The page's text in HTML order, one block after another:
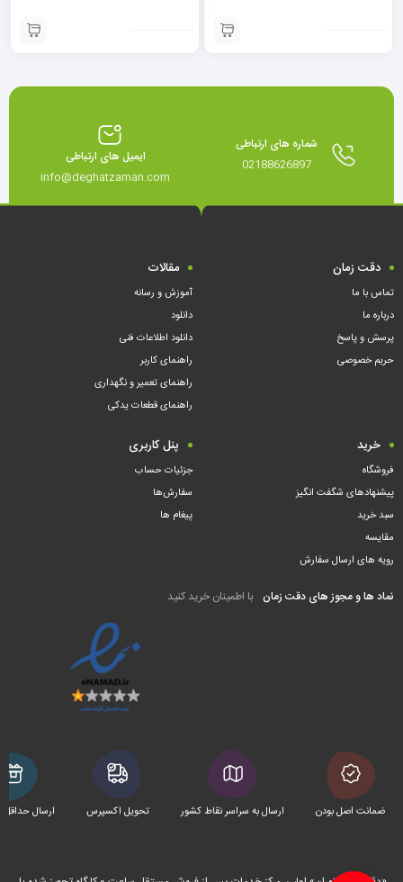
شماره های ارتباطی
02188626897
ایمیل های ارتباطی
info@deghatzaman.com
دقت زمان
تماس با ما
درباره ما
پرسش و پاسخ
حریم خصوصی
مقالات
آموزش و رسانه
دانلود
دانلود اطلاعات فنی
راهنمای کاربر
راهنمای تعمیر و نگهداری
راهنمای قطعات یدکی
خرید
فروشگاه
پیشنهادهای شگفت انگیز
سبد خرید
مقایسه
رویه های ارسال سفارش
پنل کاربری
جزئیات حساب
سفارش‌ها
پیغام ها
نماد ها و مجوز های دقت زمان با اطمینان خرید کنید
ضمانت اصل بودن ارسال به سراسر نقاط کشور تحویل اکسپرس ارسال